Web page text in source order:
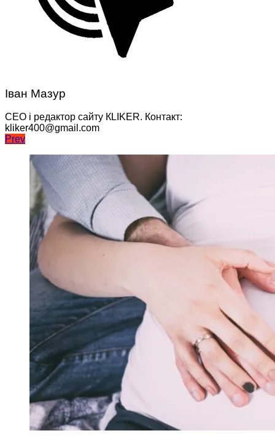
Іван Мазур
CEO і редактор сайту КLIKER. Контакт:
kliker400@gmail.com
Навігація
записів
Prev